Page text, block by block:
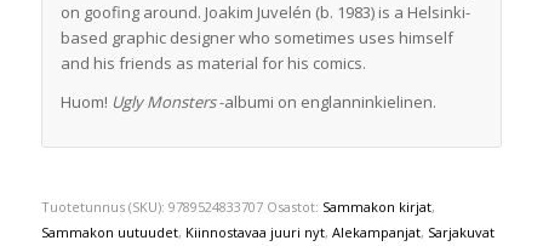
on goofing around. Joakim Juvelén (b. 1983) is a Helsinki-
based graphic designer who sometimes uses himself
and his friends as material for his comics.
Huom! Ugly Monsters-albumi on englanninkielinen.
Tuotetunnus (SKU): 9789524833707 Osastot: Sammakon kirjat,
Sammakon uutuudet, Kiinnostavaa juuri nyt, Alekampanjat, Sarjakuvat